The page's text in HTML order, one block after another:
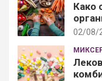
Како
02/08/